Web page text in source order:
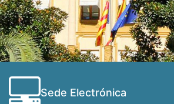
Sede Electrónica